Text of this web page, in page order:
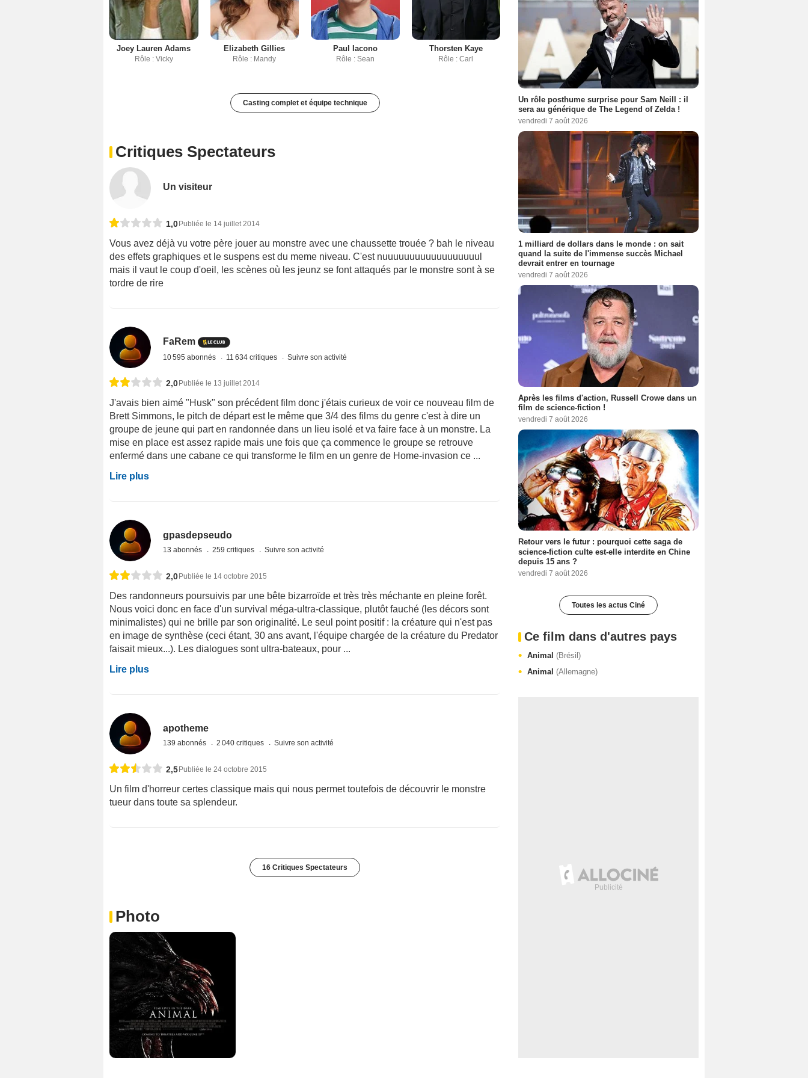
Joey Lauren Adams
Rôle : Vicky
Elizabeth Gillies
Rôle : Mandy
Paul Iacono
Rôle : Sean
Thorsten Kaye
Rôle : Carl
Casting complet et équipe technique
Critiques Spectateurs
Un visiteur
1,0Publiée le 14 juillet 2014
Vous avez déjà vu votre père jouer au monstre avec une chaussette trouée ? bah le niveau
des effets graphiques et le suspens est du meme niveau. C'est nuuuuuuuuuuuuuuuuuul
mais il vaut le coup d'oeil, les scènes où les jeunz se font attaqués par le monstre sont à se
tordre de rire
FaRem
10 595 abonnés 11 634 critiques Suivre son activité
2,0Publiée le 13 juillet 2014
J'avais bien aimé "Husk" son précédent film donc j'étais curieux de voir ce nouveau film de
Brett Simmons, le pitch de départ est le même que 3/4 des films du genre c'est à dire un
groupe de jeune qui part en randonnée dans un lieu isolé et va faire face à un monstre. La
mise en place est assez rapide mais une fois que ça commence le groupe se retrouve
enfermé dans une cabane ce qui transforme le film en un genre de Home-invasion ce ...
Lire plus
gpasdepseudo
13 abonnés 259 critiques Suivre son activité
2,0Publiée le 14 octobre 2015
Des randonneurs poursuivis par une bête bizarroïde et très très méchante en pleine forêt.
Nous voici donc en face d'un survival méga-ultra-classique, plutôt fauché (les décors sont
minimalistes) qui ne brille par son originalité. Le seul point positif : la créature qui n'est pas
en image de synthèse (ceci étant, 30 ans avant, l'équipe chargée de la créature du Predator
faisait mieux...). Les dialogues sont ultra-bateaux, pour ...
Lire plus
apotheme
139 abonnés 2 040 critiques Suivre son activité
2,5Publiée le 24 octobre 2015
Un film d'horreur certes classique mais qui nous permet toutefois de découvrir le monstre
tueur dans toute sa splendeur.
16 Critiques Spectateurs
Photo
Un rôle posthume surprise pour Sam Neill : il
sera au générique de The Legend of Zelda !
vendredi 7 août 2026
1 milliard de dollars dans le monde : on sait
quand la suite de l'immense succès Michael
devrait entrer en tournage
vendredi 7 août 2026
Après les films d'action, Russell Crowe dans un
film de science-fiction !
vendredi 7 août 2026
Retour vers le futur : pourquoi cette saga de
science-fiction culte est-elle interdite en Chine
depuis 15 ans ?
vendredi 7 août 2026
Toutes les actus Ciné
Ce film dans d'autres pays
Animal (Brésil)
Animal (Allemagne)